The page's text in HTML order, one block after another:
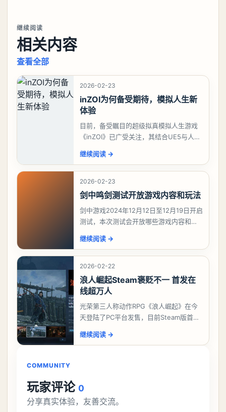
继续阅读
相关内容
查看全部
2026-02-23
inZOI为何备受期待，模拟人生新
体验
目前，备受瞩目的超级拟真模拟人生游戏
《inZOI》已广受关注，其结合UE5与人工
期待榜上脱颖而出，稳坐榜首。对于这款
深受模拟
继续阅读 →
2026-02-23
剑中鸣剑测试开放游戏内容和玩法
剑中游戏2024年12月12日至12月19日开启
测试，本次测试会开放哪些游戏内容和玩
剑测试开放游戏内容和玩法，想要了解详
情的
继续阅读 →
2026-02-22
浪人崛起Steam褒贬不一 首发在
线超万人
光荣第三人称动作RPG《浪人崛起》在今
天登陆了PC平台发售，目前Steam版首发
贬不一”。中文区评价394篇，为“多半
继续阅读 →
COMMUNITY
玩家评论 0
分享真实体验，友善交流。